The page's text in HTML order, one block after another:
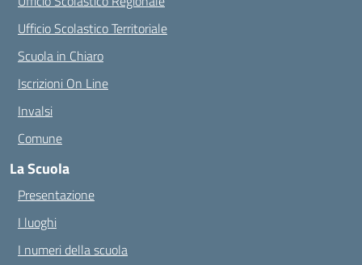
Ufficio Scolastico Territoriale
Scuola in Chiaro
Iscrizioni On Line
Invalsi
Comune
La Scuola
Presentazione
I luoghi
I numeri della scuola